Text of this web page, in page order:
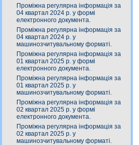
Проміжна регулярна інформація за
04 квартал 2024 р. у формі
електронного документа.
Проміжна регулярна інформація за
04 квартал 2024 р. у
машинозчитувальному форматі.
Проміжна регулярна інформація за
01 квартал 2025 р. у формі
електронного документа.
Проміжна регулярна інформація за
01 квартал 2025 р. у
машинозчитувальному форматі.
Проміжна регулярна інформація за
02 квартал 2025 р. у формі
електронного документа.
Проміжна регулярна інформація за
02 квартал 2025 р. у
машинозчитувальному форматі.